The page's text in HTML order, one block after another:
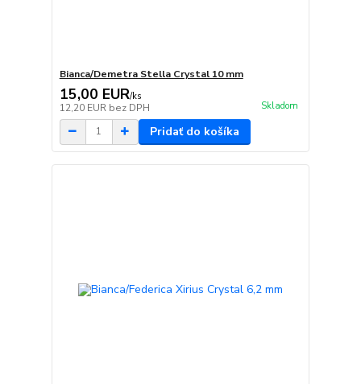
Bianca/Demetra Stella Crystal 10 mm
15,00 EUR/ks
12,20 EUR bez DPH Skladom
Pridať do košíka